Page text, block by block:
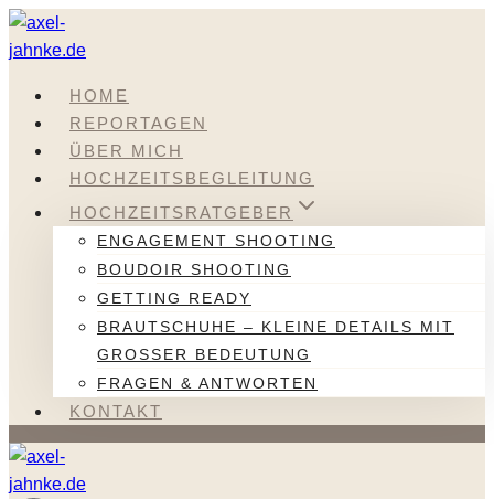
Zum
Inhalt
HOME
REPORTAGEN
ÜBER MICH
HOCHZEITSBEGLEITUNG
HOCHZEITSRATGEBER
ENGAGEMENT SHOOTING
BOUDOIR SHOOTING
GETTING READY
BRAUTSCHUHE – KLEINE DETAILS MIT
GROSSER BEDEUTUNG
FRAGEN & ANTWORTEN
KONTAKT